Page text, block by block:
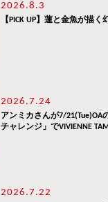
2026.8.3
【PICK UP】蓮と金魚が描く
2026.7.24
アンミカさんが7/21(Tue)OA
チャレンジ」でVIVIENNE
2026.7.22